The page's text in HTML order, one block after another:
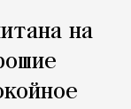
на